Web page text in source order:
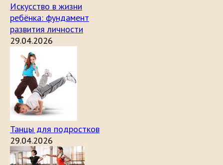
Искусство в жизни
ребёнка: фундамент
развития личности
29.04.2026
Танцы для подростков
29.04.2026